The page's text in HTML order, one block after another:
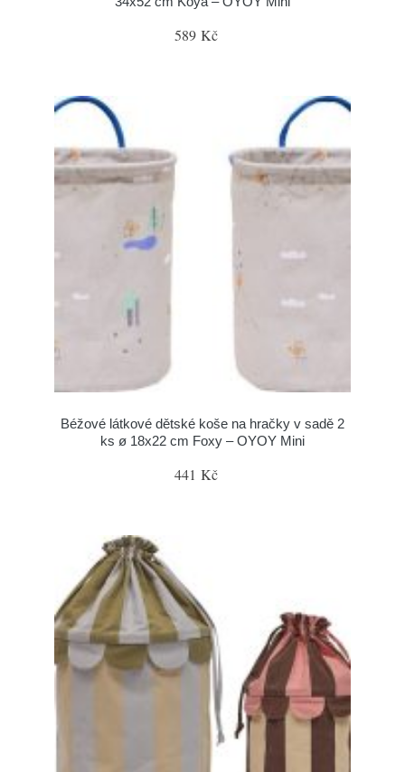
589 Kč
Béžové látkové dětské koše na hračky v sadě 2
ks ø 18x22 cm Foxy – OYOY Mini
441 Kč